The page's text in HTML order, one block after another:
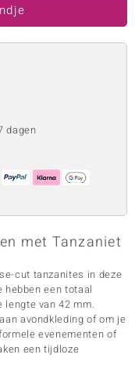
dagen
met Tanzaniet
cut tanzanites in deze
een totaal
lengte van 42 mm.
avondkleding of om je
evenementen of
een tijdloze